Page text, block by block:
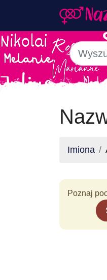
Imiona
Poznaj